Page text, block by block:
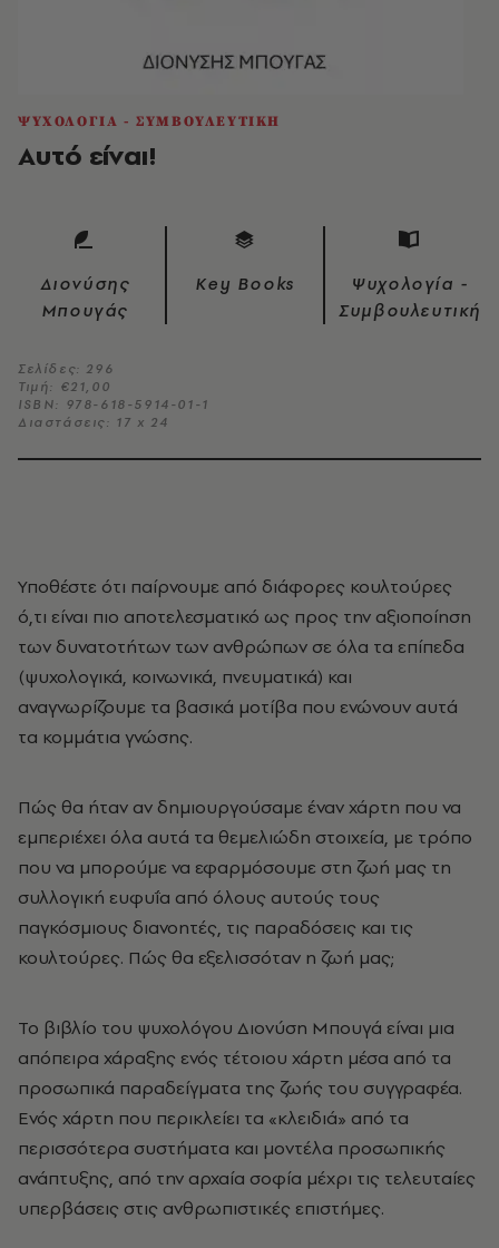
ΨΥΧΟΛΟΓΙΑ - ΣΥΜΒΟΥΛΕΥΤΙΚΗ
Αυτό είναι!
Διονύσης
Μπουγάς
Key Books
Ψυχολογία -
Συμβουλευτική
Σελίδες: 296
Τιμή: €21,00
ISBN: 978-618-5914-01-1
Διαστάσεις: 17 x 24
Υποθέστε ότι παίρνουμε από διάφορες κουλτούρες
ό,τι είναι πιο αποτελεσματικό ως προς την αξιοποίηση
των δυνατοτήτων των ανθρώπων σε όλα τα επίπεδα
(ψυχολογικά, κοινωνικά, πνευματικά) και
αναγνωρίζουμε τα βασικά μοτίβα που ενώνουν αυτά
τα κομμάτια γνώσης.
Πώς θα ήταν αν δημιουργούσαμε έναν χάρτη που να
εμπεριέχει όλα αυτά τα θεμελιώδη στοιχεία, με τρόπο
που να μπορούμε να εφαρμόσουμε στη ζωή μας τη
συλλογική ευφυΐα από όλους αυτούς τους
παγκόσμιους διανοητές, τις παραδόσεις και τις
κουλτούρες. Πώς θα εξελισσόταν η ζωή μας;
Το βιβλίο του ψυχολόγου Διονύση Μπουγά είναι μια
απόπειρα χάραξης ενός τέτοιου χάρτη μέσα από τα
προσωπικά παραδείγματα της ζωής του συγγραφέα.
Ενός χάρτη που περικλείει τα «κλειδιά» από τα
περισσότερα συστήματα και μοντέλα προσωπικής
ανάπτυξης, από την αρχαία σοφία μέχρι τις τελευταίες
υπερβάσεις στις ανθρωπιστικές επιστήμες.